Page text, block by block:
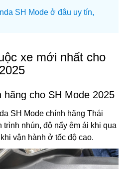
SH Mode ở đâu uy tín,
xe mới nhất cho
hãng cho SH Mode 2025
SH Mode chính hãng Thái
trình nhún, độ nẩy êm ái khi qua
vận hành ở tốc độ cao.